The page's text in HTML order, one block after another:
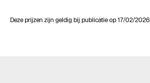
Deze prijzen zijn geldig bij publicatie op 17/02/2026